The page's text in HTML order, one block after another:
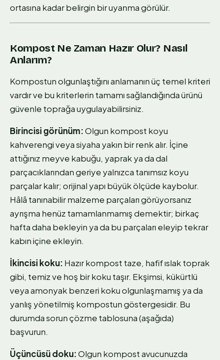
ortasına kadar belirgin bir uyanma görülür.
Kompost Ne Zaman Hazır Olur? Nasıl
Anlarım?
Kompostun olgunlaştığını anlamanın üç temel kriteri
vardır ve bu kriterlerin tamamı sağlandığında ürünü
güvenle toprağa uygulayabilirsiniz.
Birincisi görünüm:Olgun kompost koyu
kahverengi veya siyaha yakın bir renk alır. İçine
attığınız meyve kabuğu, yaprak ya da dal
parçacıklarından geriye yalnızca tanımsız koyu
parçalar kalır; orijinal yapı büyük ölçüde kaybolur.
Hâlâ tanınabilir malzeme parçaları görüyorsanız
ayrışma henüz tamamlanmamış demektir; birkaç
hafta daha bekleyin ya da bu parçaları eleyip tekrar
kabın içine ekleyin.
İkincisi koku: Hazır kompost taze, hafif ıslak toprak
gibi, temiz ve hoş bir koku taşır. Ekşimsi, kükürtlü
veya amonyak benzeri koku olgunlaşmamış ya da
yanlış yönetilmiş kompostun göstergesidir. Bu
durumda sorun çözme tablosuna (aşağıda)
başvurun.
Üçüncüsü doku:Olgun kompost avucunuzda